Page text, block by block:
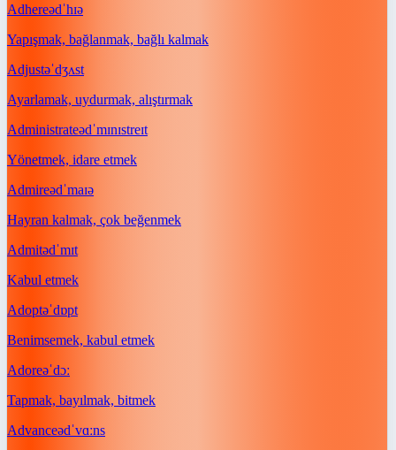
Adhereədˈhɪə
Yapışmak, bağlanmak, bağlı kalmak
Adjustəˈdʒʌst
Ayarlamak, uydurmak, alıştırmak
Administrateədˈmɪnɪstreɪt
Yönetmek, idare etmek
Admireədˈmaɪə
Hayran kalmak, çok beğenmek
Admitədˈmɪt
Kabul etmek
Adoptəˈdɒpt
Benimsemek, kabul etmek
Adoreəˈdɔː
Tapmak, bayılmak, bitmek
Advanceədˈvɑːns